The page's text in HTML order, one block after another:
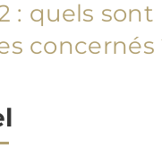
: quels sont
concernés